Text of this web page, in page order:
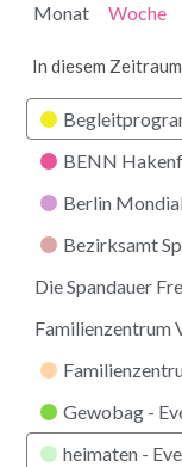
Monat Woche
In diesem
Kategorien
BENN
Berlin
Bezirksamt
Die Spandauer
Familienzentrum
Gewobag -
heimaten -